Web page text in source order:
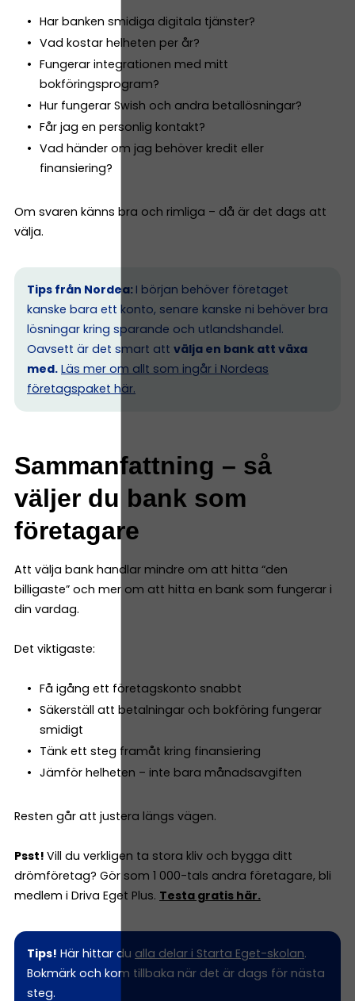
Har banken smidiga digitala tjänster?
Vad kostar helheten per år?
Fungerar integrationen med mitt
bokföringsprogram?
Hur fungerar Swish och andra betallösningar?
Får jag en personlig kontakt?
Vad händer om jag behöver kredit eller
finansiering?
Om svaren känns bra och rimliga – då är det dags att
välja.
Tips från Nordea: I början behöver företaget
kanske bara ett konto, senare kanske ni behöver bra
lösningar kring sparande och utlandshandel.
Oavsett är det smart att välja en bank att växa
med. Läs mer om allt som ingår i Nordeas
företagspaket här.
Sammanfattning – så
väljer du bank som
företagare
Att välja bank handlar mindre om att hitta “den
billigaste” och mer om att hitta en bank som fungerar i
din vardag.
Det viktigaste:
Få igång ett företagskonto snabbt
Säkerställ att betalningar och bokföring fungerar
smidigt
Tänk ett steg framåt kring finansiering
Jämför helheten – inte bara månadsavgiften
Resten går att justera längs vägen.
Psst! Vill du verkligen ta stora kliv och bygga ditt
drömföretag? Gör som 1 000-tals andra företagare, bli
medlem i Driva Eget Plus. Testa gratis här.
Tips! Här hittar du alla delar i Starta Eget-skolan.
Bokmärk och kom tillbaka när det är dags för nästa
steg.